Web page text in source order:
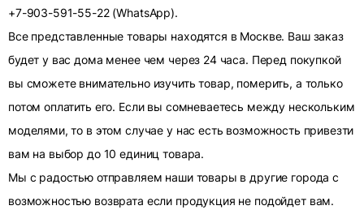
+7-903-591-55-22 (WhatsApp).
Все представленные товары находятся в Москве. Ваш заказ
будет у вас дома менее чем через 24 часа. Перед покупкой
вы сможете внимательно изучить товар, померить, а только
потом оплатить его. Если вы сомневаетесь между нескольким
моделями, то в этом случае у нас есть возможность привезти
вам на выбор до 10 единиц товара.
Мы с радостью отправляем наши товары в другие города с
возможностью возврата если продукция не подойдет вам.